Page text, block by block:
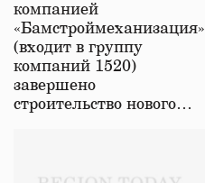
компанией
«Бамстроймеханизация»
(входит в группу
компаний 1520)
завершено
строительство нового…